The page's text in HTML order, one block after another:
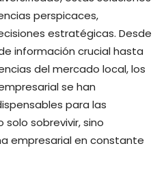
perspicaces,
estratégicas. Desde
información crucial hasta
del mercado local, los
se han
para las
sobrevivir, sino
empresarial en constante